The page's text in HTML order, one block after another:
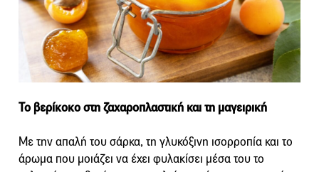
Το βερίκοκο στη ζαχαροπλαστική και τη μαγειρική
Με την απαλή του σάρκα, τη γλυκόξινη ισορροπία και το
άρωμα που μοιάζει να έχει φυλακίσει μέσα του το